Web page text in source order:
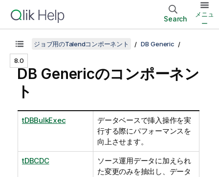
Search
メニュ
ー
8.0
ジョブ用のTalendコンポーネント DB Generic
DB Genericのコンポーネン
ト
tDBBulkExec
データベースで挿入操作を実
行する際にパフォーマンスを
向上させます。
tDBCDC
ソース運用データに加えられ
た変更のみを抽出し、データ